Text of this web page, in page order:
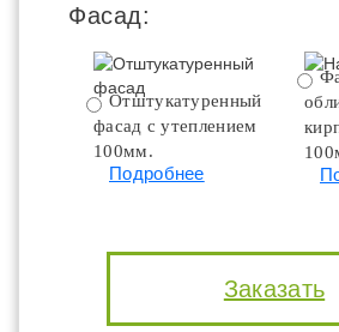
Фасад:
Отштукатуренный
фасад с утеплением
100мм.
Подробнее
Заказать